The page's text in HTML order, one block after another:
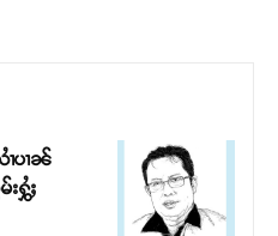
ၢႆပၢၼ်
းႁွႆႈ